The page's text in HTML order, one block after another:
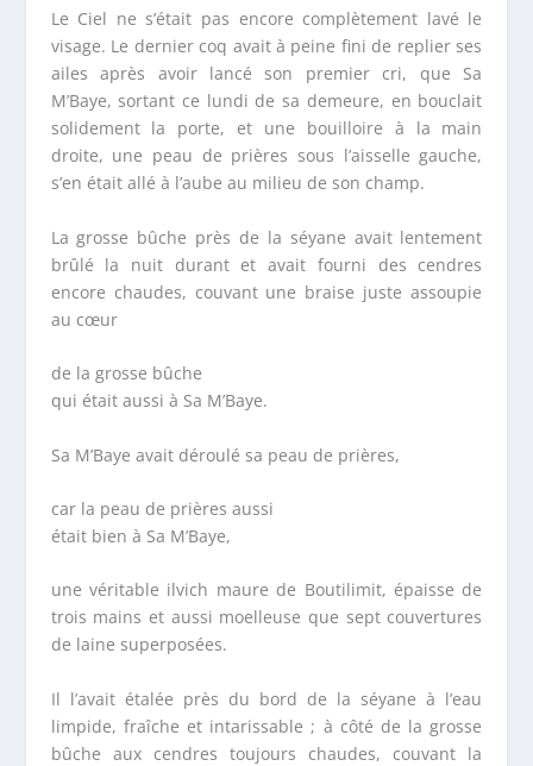
Le Ciel ne s’était pas encore complètement lavé le
visage. Le dernier coq avait à peine fini de replier ses
ailes après avoir lancé son premier cri, que Sa
M’Baye, sortant ce lundi de sa demeure, en bouclait
solidement la porte, et une bouilloire à la main
droite, une peau de prières sous l’aisselle gauche,
s’en était allé à l’aube au milieu de son champ.
La grosse bûche près de la séyane avait lentement
brûlé la nuit durant et avait fourni des cendres
encore chaudes, couvant une braise juste assoupie
au cœur
de la grosse bûche
qui était aussi à Sa M’Baye.
Sa M’Baye avait déroulé sa peau de prières,
car la peau de prières aussi
était bien à Sa M’Baye,
une véritable ilvich maure de Boutilimit, épaisse de
trois mains et aussi moelleuse que sept couvertures
de laine superposées.
Il l’avait étalée près du bord de la séyane à l’eau
limpide, fraîche et intarissable ; à côté de la grosse
bûche aux cendres toujours chaudes, couvant la